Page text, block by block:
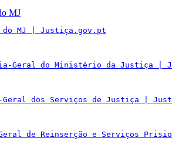
MJ
do MJ | Justiça.gov.pt
Geral do Ministério da Justiça |
Geral dos Serviços de Justiça |
de Reinserção e Serviços